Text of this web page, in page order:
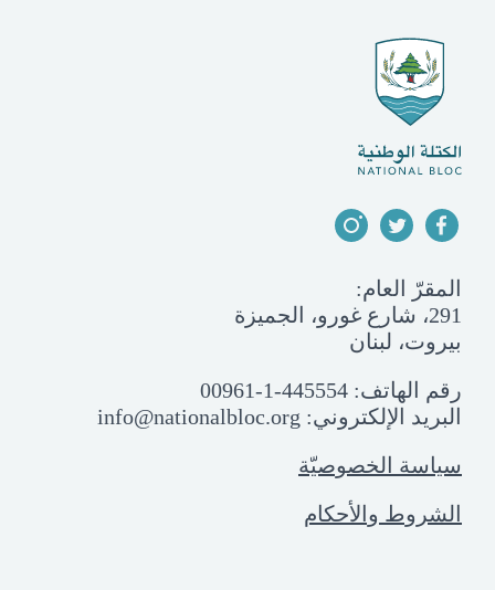
المقرّ العام:
291، شارع غورو، الجميزة
بيروت، لبنان
رقم الهاتف: 00961-1-445554
البريد الإلكتروني: info@nationalbloc.org
سياسة الخصوصيّة
الشروط والأحكام